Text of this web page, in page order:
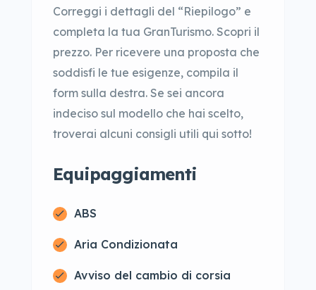
Correggi i dettagli del “Riepilogo” e
completa la tua GranTurismo. Scopri il
prezzo. Per ricevere una proposta che
soddisfi le tue esigenze, compila il
form sulla destra. Se sei ancora
indeciso sul modello che hai scelto,
troverai alcuni consigli utili qui sotto!
Equipaggiamenti
ABS
Aria Condizionata
Avviso del cambio di corsia